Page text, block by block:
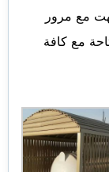
مع مرور
مع كافة